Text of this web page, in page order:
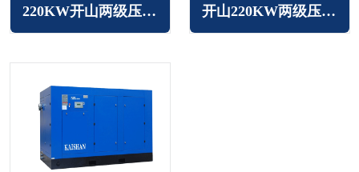
220KW开山两级压缩空压机 开山220KW两级压缩变频空压机KLT系列